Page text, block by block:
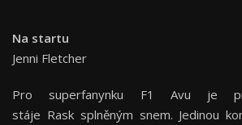
Na startu
Jenni Fletcher
Pro superfanynku F1 Avu je
stáje Rask splněným snem. Jedinou